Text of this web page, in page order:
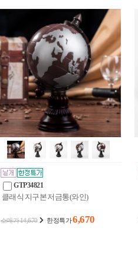
GTP34821
클래식 지구본 저금통(와인)
소매가 14,670 한정특가6,670